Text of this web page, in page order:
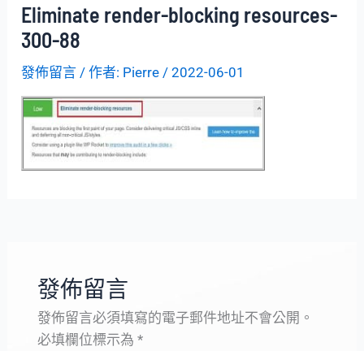
Eliminate render-blocking resources-
300-88
發佈留言 / 作者: Pierre /2022-06-01
發佈留言
發佈留言必須填寫的電子郵件地址不會公開。
必填欄位標示為 *